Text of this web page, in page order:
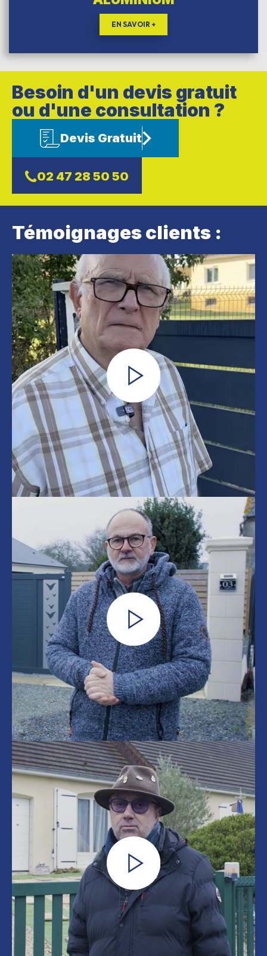
EN SAVOIR +
Besoin d'un devis gratuit
ou d'une consultation ?
Devis Gratuit
02 47 28 50 50
Témoignages clients :